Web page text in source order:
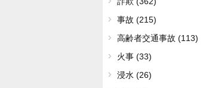
事故 (215)
高齢者交通事故 (113)
火事 (33)
浸水 (26)